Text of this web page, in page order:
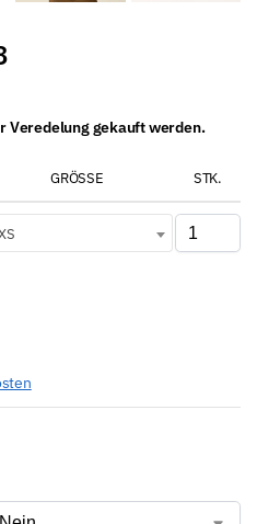
Veredelung gekauft werden.
GRÖSSE STK.